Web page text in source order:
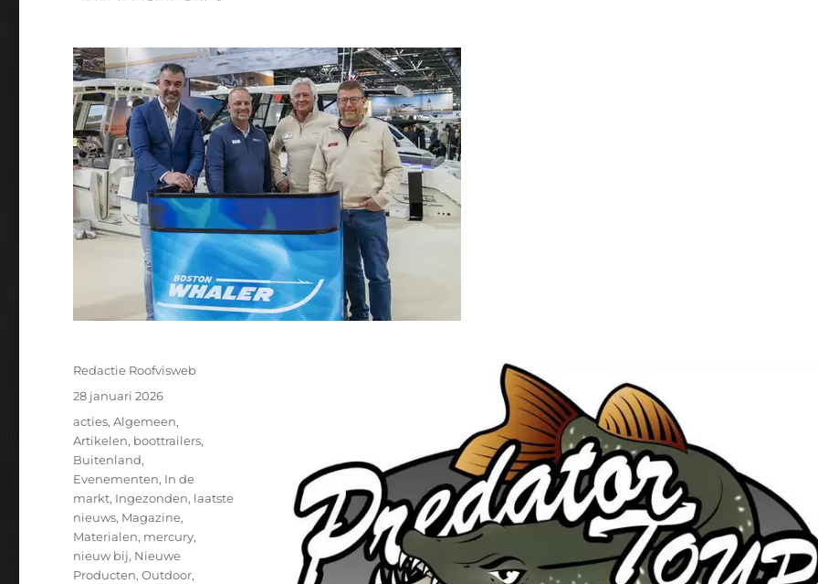
Auteur
Redactie Roofvisweb
Geplaatst
28 januari 2026
Categorieën
acties,Algemeen,
Artikelen, boottrailers,
Buitenland,
Evenementen, In de
markt, Ingezonden, laatste
nieuws, Magazine,
Materialen, mercury,
nieuw bij, Nieuwe
Producten,Outdoor,